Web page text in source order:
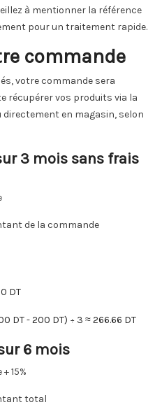
à mentionner la référence
pour un traitement rapide.
commande
votre commande sera
récupérer vos produits via la
en magasin, selon
3 mois sans frais
de la commande
DT
DT - 200 DT) ÷ 3 ≈ 266.66 DT
6 mois
15%
total